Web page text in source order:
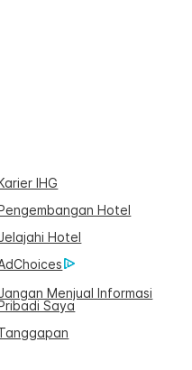
IHG
Hotel
Hotel
Menjual Informasi
Pribadi Saya